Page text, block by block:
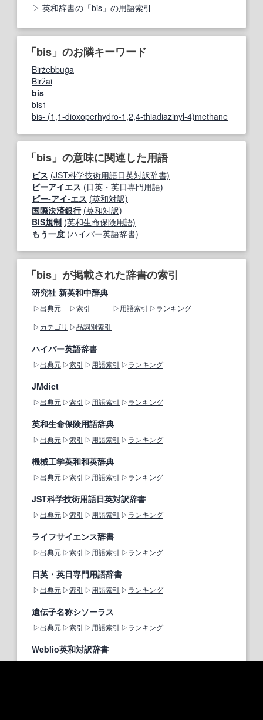
英和辞書の「bis」の用語索引
「bis」のお隣キーワード
Birżebbuġa
Biržai
bis
bis1
bis- (1,1-dioxoperhydro-1,2,4-thiadiazinyl-4)methane
「bis」の意味に関連した用語
ビス (JST科学技術用語日英対訳辞書)
ビーアイエス (日英・英日専門用語)
ビー‐アイ‐エス (英和対訳)
国際決済銀行 (英和対訳)
BIS規制 (英和生命保険用語)
もう一度 (ハイパー英語辞書)
「bis」が掲載された辞書の索引
研究社 新英和中辞典
出典元 索引 用語索引
ランキング
カテゴリ
品詞別索引
ハイパー英語辞書
出典元 索引 用語索引 ランキング
JMdict
出典元 索引 用語索引 ランキング
英和生命保険用語辞典
出典元 索引 用語索引 ランキング
機械工学英和和英辞典
出典元 索引 用語索引 ランキング
JST科学技術用語日英対訳辞書
出典元 索引 用語索引 ランキング
ライフサイエンス辞書
出典元 索引 用語索引 ランキング
日英・英日専門用語辞書
出典元 索引 用語索引 ランキング
遺伝子名称シソーラス
出典元 索引 用語索引 ランキング
Weblio英和対訳辞書
出典元 索引 用語索引 ランキング